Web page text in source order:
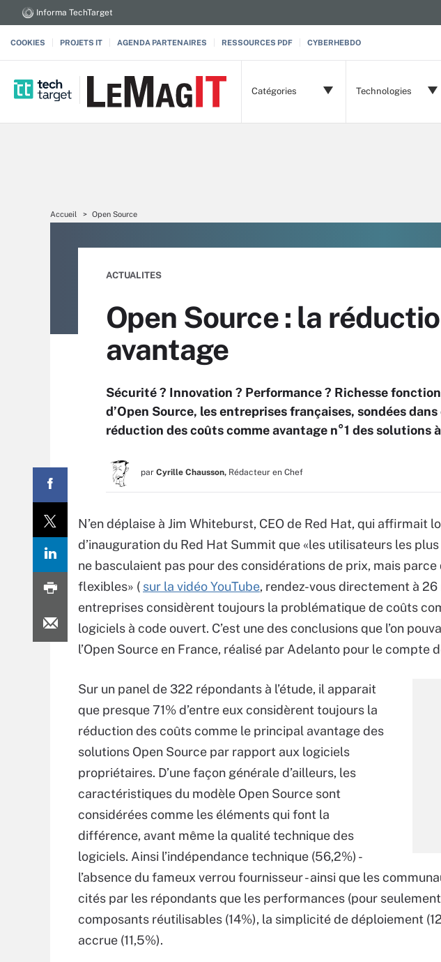
Informa TechTarget
COOKIES PROJETS IT AGENDA PARTENAIRES RESSOURCES PDF CYBERHEBDO
Catégories Technologies
Accueil Open Source
ACTUALITES
Open Source : la
avantage
Sécurité ? Innovation ? Performance ? Richesse
d’Open Source, les entreprises françaises, sondées
réduction des coûts comme avantage n°1 des solutions
par Cyrille Chausson, Rédacteur en Chef
N’en déplaise à Jim Whiteburst, CEO de Red Hat, qui affirmait
d’inauguration du Red Hat Summit que «les utilisateurs les
ne basculaient pas pour des considérations de prix, mais parce
flexibles» ( sur la vidéo YouTube, rendez-vous directement à
entreprises considèrent toujours la problématique de coûts
logiciels à code ouvert. C’est une des conclusions que l’on
l’Open Source en France, réalisé par Adelanto pour le compte
Sur un panel de 322 répondants à l’étude, il apparait
que presque 71% d’entre eux considèrent toujours la
réduction des coûts comme le principal avantage des
solutions Open Source par rapport aux logiciels
propriétaires. D’une façon générale d’ailleurs, les
caractéristiques du modèle Open Source sont
considérées comme les éléments qui font la
différence, avant même la qualité technique des
logiciels. Ainsi l’indépendance technique (56,2%) -
l’absence du fameux verrou fournisseur - ainsi que les
cités par les répondants que les performances (pour
composants réutilisables (14%), la simplicité de déploiement
accrue (11,5%).